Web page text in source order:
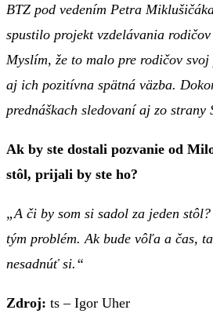
BTZ pod vedením Petra
spustilo projekt vzdelávania
Myslím, že to malo pre rodičov
aj ich pozitívna spätná väzba.
prednáškach sledovaní aj zo strany
Ak by ste dostali pozvanie od
stôl, prijali by ste ho?
„A či by som si sadol za jeden stôl?
tým problém. Ak bude vôľa a čas,
nesadnúť si.“
Zdroj: ts – Igor Uher